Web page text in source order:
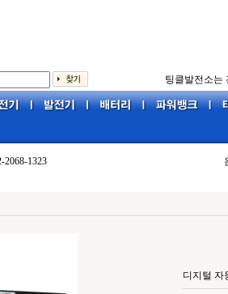
팅클발전소는
2068-1323
디지털 자